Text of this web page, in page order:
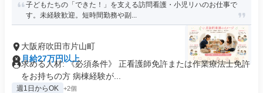
子どもたちの「できた！」を支える訪問看護・小児リハのお仕事で
す。未経験歓迎。短時間勤務や副...
大阪府吹田市片山町
月給27万円以上
求める人材: 《必須条件》 正看護師免許または作業療法士免許
をお持ちの方 病棟経験が...
週1日からOK +2個